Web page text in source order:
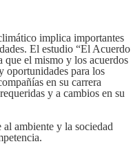
implica importantes
El estudio “El Acuerdo
que el mismo y los acuerdos
oportunidades para los
en su carrera
y a cambios en su
ambiente y la sociedad